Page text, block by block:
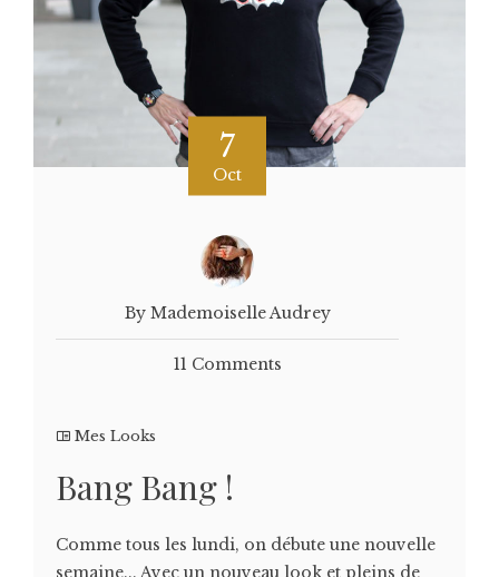
7
Oct
By Mademoiselle Audrey
11 Comments
Mes Looks
Bang Bang !
Comme tous les lundi, on débute une nouvelle
semaine... Avec un nouveau look et pleins de